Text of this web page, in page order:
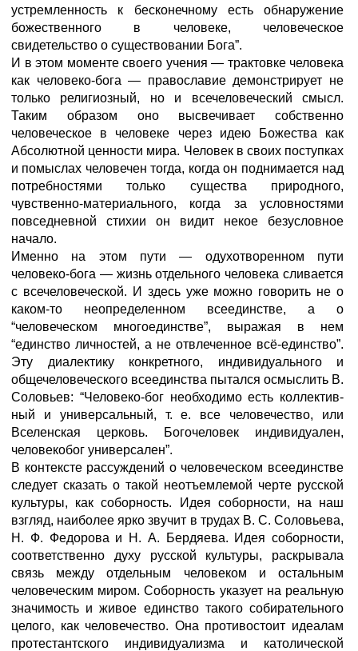
устремленность к бесконечному есть обнаружение
божествен­ного в человеке, человеческое
свидетельство о существовании Бога”.
И в этом моменте своего учения — трактовке человека
как человеко-бога — православие демонстрирует не
только религиоз­ный, но и всечеловеческий смысл.
Таким образом оно высвечивает собственно
человеческое в человеке через идею Божества как
Абсолютной ценности мира. Человек в своих поступках
и помыс­лах человечен тогда, когда он поднимается над
потребностями только существа природного,
чувственно-материального, когда за условностями
повседневной стихии он видит некое безусловное
начало.
Именно на этом пути — одухотворенном пути
человеко-бога — жизнь отдельного человека сливается
с всечеловеческой. И здесь уже можно говорить не о
каком-то неопределенном всеединстве, а о
“человеческом многоединстве”, выражая в нем
“единство лично­стей, а не отвлеченное всё-единство”.
Эту диалектику конкретно­го, индивидуального и
общечеловеческого всеединства пытался осмыслить В.
Соловьев: “Человеко-бог необходимо есть коллектив­
ный и универсальный, т. е. все человечество, или
Вселенская церковь. Богочеловек индивидуален,
человекобог универсален”.
В контексте рассуждений о человеческом всеединстве
следует сказать о такой неотъемлемой черте русской
культуры, как соборность. Идея соборности, на наш
взгляд, наиболее ярко звучит в трудах В. С. Соловьева,
Н. Ф. Федорова и Н. А. Бердяева. Идея соборности,
соответственно духу русской культуры, раскрывала
связь между отдельным человеком и остальным
человеческим миром. Соборность указует на реальную
значимость и живое единство такого собирательного
целого, как человечество. Она противостоит идеалам
протестантского индивидуализма и католи­ческой